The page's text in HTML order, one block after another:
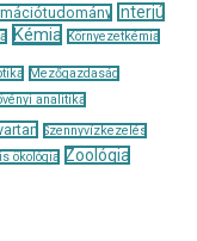
Interjú
Kémia Környezetkémia
Mezőgazdaság
analitika
Szennyvízkezelés
ökológia Zoológia